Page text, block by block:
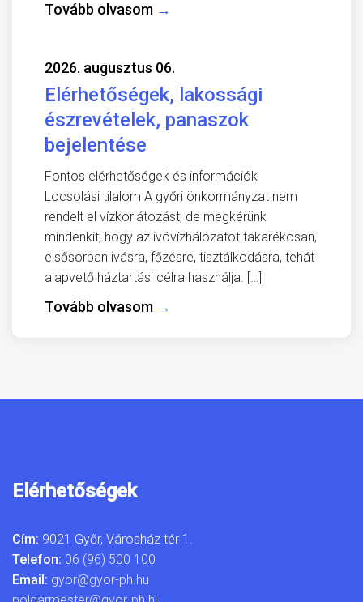
Tovább olvasom →
2026. augusztus 06.
Elérhetőségek, lakossági
észrevételek, panaszok
bejelentése
Fontos elérhetőségek és információk
Locsolási tilalom A győri önkormányzat nem
rendelt el vízkorlátozást, de megkérünk
mindenkit, hogy az ivóvízhálózatot takarékosan,
elsősorban ivásra, főzésre, tisztálkodásra, tehát
alapvető háztartási célra használja. […]
Tovább olvasom →
Elérhetőségek
Cím: 9021 Győr, Városház tér 1.
Telefon: 06 (96) 500 100
Email: gyor@gyor-ph.hu